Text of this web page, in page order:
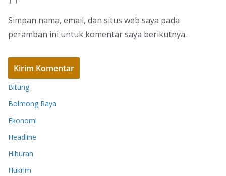
Simpan nama, email, dan situs web saya pada
peramban ini untuk komentar saya berikutnya.
Bitung
Bolmong Raya
Ekonomi
Headline
Hiburan
Hukrim